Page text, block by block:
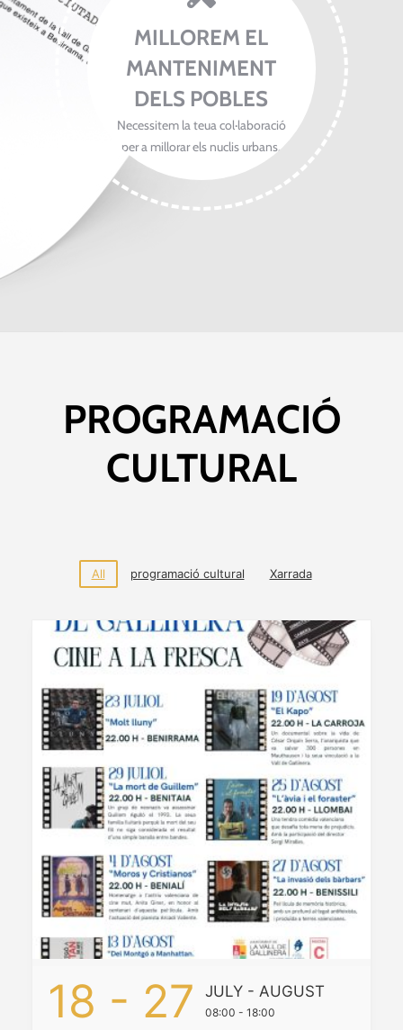
MILLOREM EL
MANTENIMENT
DELS POBLES
Necessitem la teua col·laboració
per a millorar els nuclis urbans.
PROGRAMACIÓ
CULTURAL
All programació cultural Xarrada
18 - 27 JULY- AUGUST
08:00 - 18:00